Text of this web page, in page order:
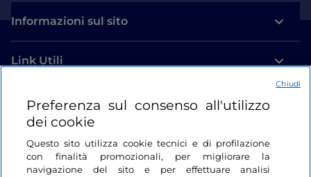
Informazioni sul sito
Link Utili
Login
Restiamo in contatto
Preferenza sul consenso all'utilizzo
dei cookie
Questo sito utilizza cookie tecnici e di profilazione
con finalità promozionali, per migliorare la
navigazione del sito e per effettuare analisi
Chiudi